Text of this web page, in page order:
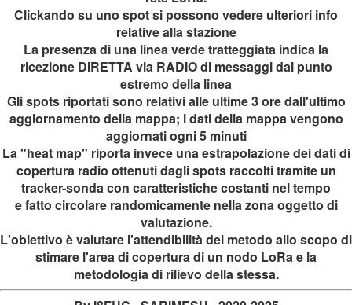
Clickando su uno spot si possono vedere ulteriori info
relative alla stazione
La presenza di una linea verde tratteggiata indica la
ricezione DIRETTA via RADIO di messaggidal punto
estremo della linea
Gli spots riportati sono relativi alle ultime 3 ore dall'ultimo
aggiornamento della mappa; i dati della mappa vengono
aggiornati ogni 5 minuti
La "heat map" riporta invece una estrapolazione dei dati di
copertura radio ottenuti dagli spots raccolti tramite un
tracker-sonda con caratteristiche costanti nel tempo
e fatto circolare randomicamente nella zona oggetto di
valutazione.
L'obiettivo è valutare l'attendibilità del metodo allo scopo di
stimare l'area di copertura di un nodo LoRa e la
metodologia di rilievo della stessa.